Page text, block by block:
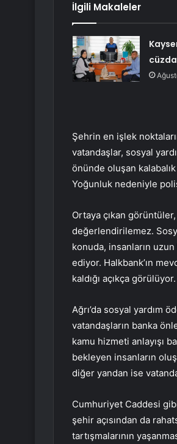
İlgili Makaleler
Şehrin en işlek
vatandaşlar, sosyal
önünde oluşan
Yoğunluk nedeniyle
Ortaya çıkan
değerlendirilemez.
konuda, insanların
ediyor. Halkbank’ın
kaldığı açıkça görülüyor.
Ağrı’da sosyal yardım
vatandaşların banka
kamu hizmeti anlayışı
bekleyen insanların
diğer yandan ise
Cumhuriyet Caddesi
şehir açısından da
tartışmalarının